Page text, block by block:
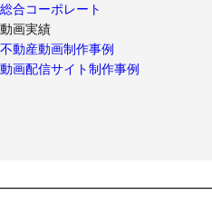
総合コーポレート
動画実績
不動産動画制作事例
動画配信サイト制作事例